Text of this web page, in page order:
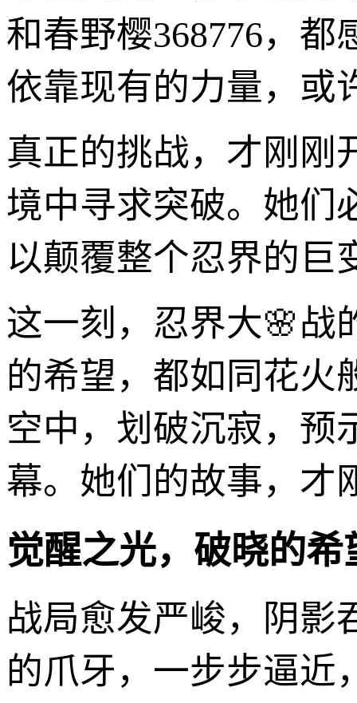
和春野樱368776，
依靠现有的力量，或
真正的挑战，才刚刚
境中寻求突破。她们
以颠覆整个忍界的巨
这一刻，忍界大🌸战
的希望，都如同花火
空中，划破沉寂，预
幕。她们的故事，才
觉醒之光，破晓的希
战局愈发严峻，阴影
的爪牙，一步步逼近